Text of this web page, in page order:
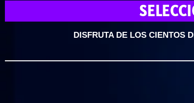
DISFRUTA DE LOS CIENTOS